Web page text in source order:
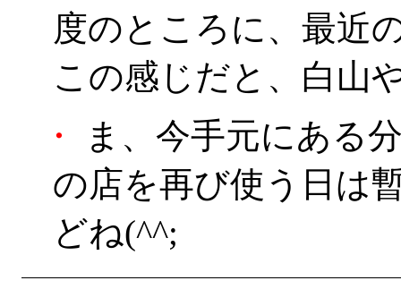
度のところに、最近
この感じだと、白山
・
ま、今手元にある
の店を再び使う日は
どね(^^;